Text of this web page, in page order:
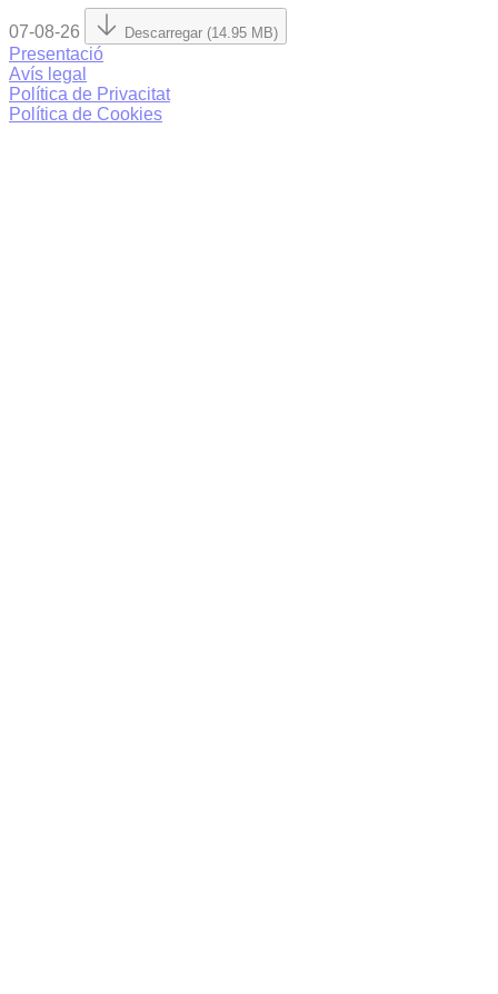
07-08-26 Descarregar (14.95 MB)
Presentació
Avís legal
Política de Privacitat
Política de Cookies